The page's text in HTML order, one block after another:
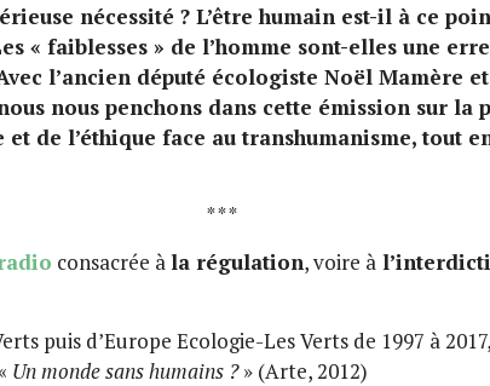
nécessité ? L’être humain est-il à ce
« faiblesses » de l’homme sont-elles une
l’ancien député écologiste Noël Mamère
nous penchons dans cette émission sur
de l’éthique face au transhumanisme, tout
* * *
consacrée àla régulation, voire à
puis d’Europe Ecologie-Les Verts de 1997 à
Un monde sans humains ?» (Arte, 2012)